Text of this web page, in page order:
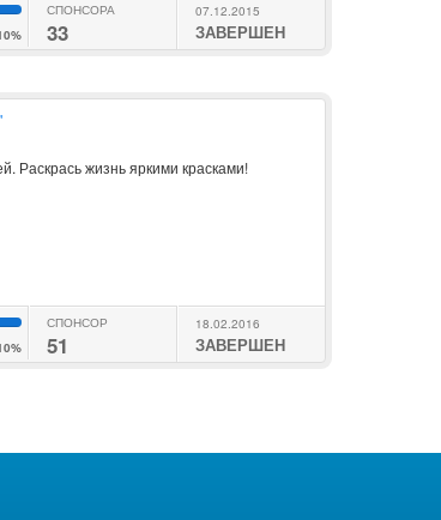
СПОНСОРА
33
07.12.2015
ЗАВЕРШЕН
Раскрась жизнь яркими красками!
СПОНСОР
51
18.02.2016
ЗАВЕРШЕН